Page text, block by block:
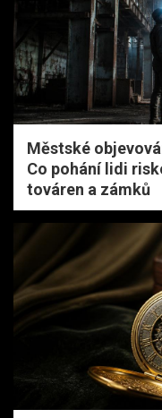
Městské
Co pohání lidi
továren a zámků